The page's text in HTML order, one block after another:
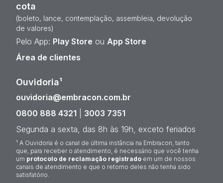
cota
(boleto, lance, contemplação, assembleia, devolução
de valores)
Pelo App: Play Store ou App Store
Área de clientes
Ouvidoria¹
ouvidoria@embracon.com.br
0800 888 4321
3003 7351
Segunda a sexta, das 8h às 19h, exceto feriados
¹ A Ouvidoria é o canal de última instância na Embracon, tanto
que, para receber o atendimento, é necessário que você tenha
um protocolo de reclamação registrado em um de nossos
canais de atendimento e que o retorno deles não tenha sido
satisfatório.